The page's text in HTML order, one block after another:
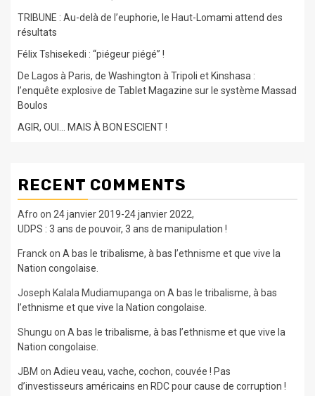
TRIBUNE : Au-delà de l’euphorie, le Haut-Lomami attend des
résultats
Félix Tshisekedi : “piégeur piégé” !
De Lagos à Paris, de Washington à Tripoli et Kinshasa :
l’enquête explosive de Tablet Magazine sur le système Massad
Boulos
AGIR, OUI… MAIS À BON ESCIENT !
RECENT COMMENTS
Afro on 24 janvier 2019-24 janvier 2022,
UDPS : 3 ans de pouvoir, 3 ans de manipulation !
Franckon A bas le tribalisme, à bas l’ethnisme et que vive la
Nation congolaise.
Joseph Kalala Mudiamupangaon A bas le tribalisme, à bas
l’ethnisme et que vive la Nation congolaise.
Shungu on A bas le tribalisme, à bas l’ethnisme et que vive la
Nation congolaise.
JBM on Adieu veau, vache, cochon, couvée ! Pas
d’investisseurs américains en RDC pour cause de corruption !